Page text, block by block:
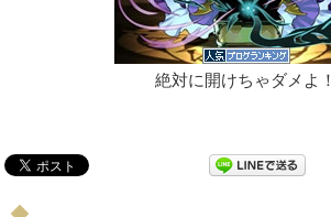
絶対に開けちゃダメよ！